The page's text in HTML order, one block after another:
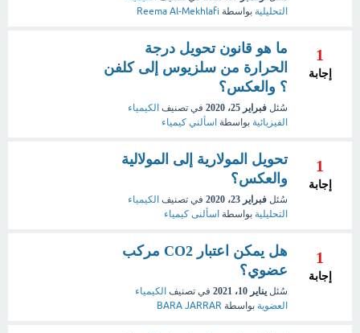
التحليلية بواسطة Reema Al-Mekhlafi
1
إجابة
ما هو قانون تحويل درجة
الحرارة من سلزيوس إلى كلفن
؟ والعكس؟
سُئل فبراير 25، 2020 في تصنيف الكيمياء
الفيزيائية بواسطة اسألني كيمياء
1
إجابة
تحويل المولارية إلى المولالية
والعكس؟
سُئل فبراير 23، 2020 في تصنيف الكيمياء
التحليلية بواسطة اسألنى كيمياء
1
إجابة
هل يمكن اعتبار CO2 مركب
عضوي؟
سُئل يناير 10، 2021 في تصنيف الكيمياء
العضوية بواسطة BARA JARRAR